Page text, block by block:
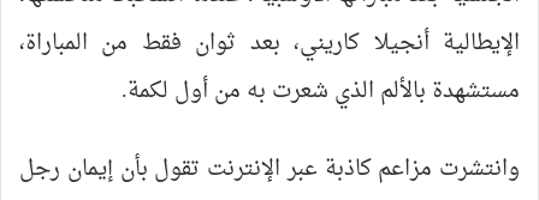
الإيطالية أنجيلا كاريني، بعد ثوان فقط من المباراة،
مستشهدة بالألم الذي شعرت به من أول لكمة.
وانتشرت مزاعم كاذبة عبر الإنترنت تقول بأن إيمان رجل